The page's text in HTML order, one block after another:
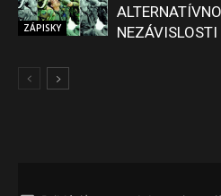
ZÁPISKY
NEZÁVISLOSTI